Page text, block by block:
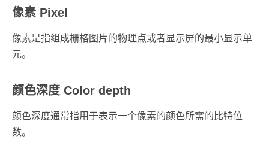
像素 Pixel
像素是指组成栅格图片的物理点或者显示屏的最小显示单
元。
颜色深度 Color depth
颜色深度通常指用于表示一个像素的颜色所需的比特位
数。